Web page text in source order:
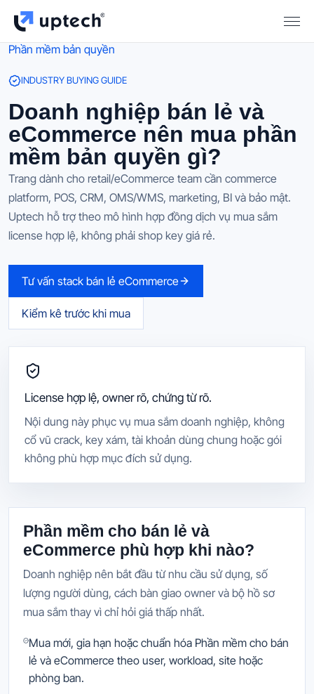
Phần mềm bản quyền
INDUSTRY BUYING GUIDE
Doanh nghiệp bán lẻ và
eCommerce nên mua phần
mềm bản quyền gì?
Trang dành cho retail/eCommerce team cần commerce
platform, POS, CRM, OMS/WMS, marketing, BI và bảo mật.
Uptech hỗ trợ theo mô hình hợp đồng dịch vụ mua sắm
license hợp lệ, không phải shop key giá rẻ.
Tư vấn stack bán lẻ eCommerce
Kiểm kê trước khi mua
License hợp lệ, owner rõ, chứng từ rõ.
Nội dung này phục vụ mua sắm doanh nghiệp, không
cổ vũ crack, key xám, tài khoản dùng chung hoặc gói
không phù hợp mục đích sử dụng.
Phần mềm cho bán lẻ và
eCommerce phù hợp khi nào?
Doanh nghiệp nên bắt đầu từ nhu cầu sử dụng, số
lượng người dùng, cách bàn giao owner và bộ hồ sơ
mua sắm thay vì chỉ hỏi giá thấp nhất.
Mua mới, gia hạn hoặc chuẩn hóa Phần mềm cho bán
lẻ và eCommerce theo user, workload, site hoặc
phòng ban.